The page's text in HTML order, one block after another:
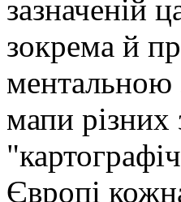
зазначеній
зокрема й
ментальною
мапи різних
Європі